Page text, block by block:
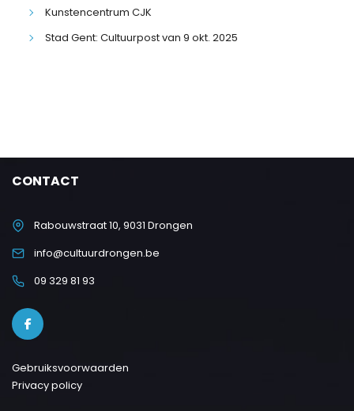
Kunstencentrum CJK
Stad Gent: Cultuurpost van 9 okt. 2025
CONTACT
Rabouwstraat 10, 9031 Drongen
info@cultuurdrongen.be
09 329 81 93
Gebruiksvoorwaarden
Privacy policy